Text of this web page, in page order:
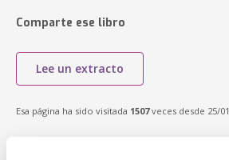
Comparte ese libro
Lee un extracto
Esa página ha sido visitada 1507veces desde 25/